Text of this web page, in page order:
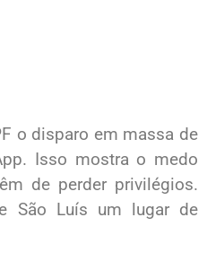
o disparo em massa de
Isso mostra o medo
de perder privilégios.
São Luís um lugar de